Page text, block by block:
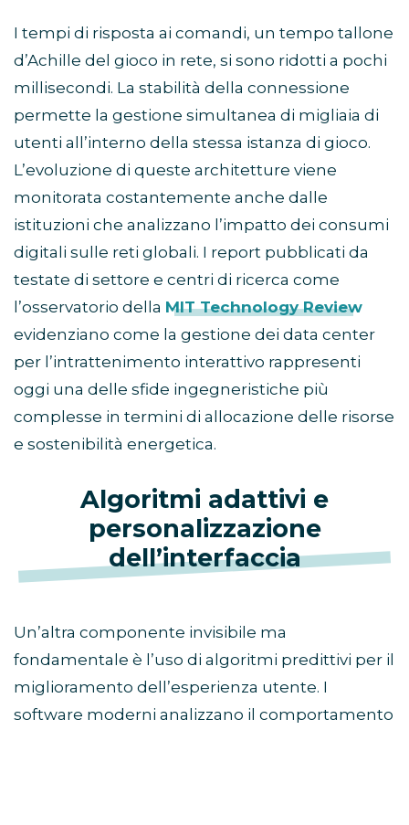
I tempi di risposta ai comandi, un tempo tallone
d’Achille del gioco in rete, si sono ridotti a pochi
millisecondi. La stabilità della connessione
permette la gestione simultanea di migliaia di
utenti all’interno della stessa istanza di gioco.
L’evoluzione di queste architetture viene
monitorata costantemente anche dalle
istituzioni che analizzano l’impatto dei consumi
digitali sulle reti globali. I report pubblicati da
testate di settore e centri di ricerca come
l’osservatorio della MIT Technology Review
evidenziano come la gestione dei data center
per l’intrattenimento interattivo rappresenti
oggi una delle sfide ingegneristiche più
complesse in termini di allocazione delle risorse
e sostenibilità energetica.
Algoritmi adattivi e
personalizzazione
dell’interfaccia
Un’altra componente invisibile ma
fondamentale è l’uso di algoritmi predittivi per il
miglioramento dell’esperienza utente. I
software moderni analizzano il comportamento